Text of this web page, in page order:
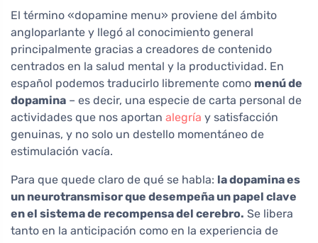
El término «dopamine menu» proviene del ámbito
angloparlante y llegó al conocimiento general
principalmente gracias a creadores de contenido
centrados en la salud mental y la productividad. En
español podemos traducirlo libremente como menú de
dopamina – es decir, una especie de carta personal de
actividades que nos aportan alegría y satisfacción
genuinas, y no solo un destello momentáneo de
estimulación vacía.
Para que quede claro de qué se habla: la dopamina es
un neurotransmisor que desempeña un papel clave
en el sistema de recompensa del cerebro. Se libera
tanto en la anticipación como en la experiencia de